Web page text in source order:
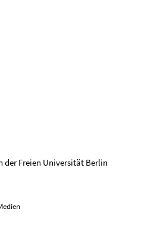
Freien Universität Berlin